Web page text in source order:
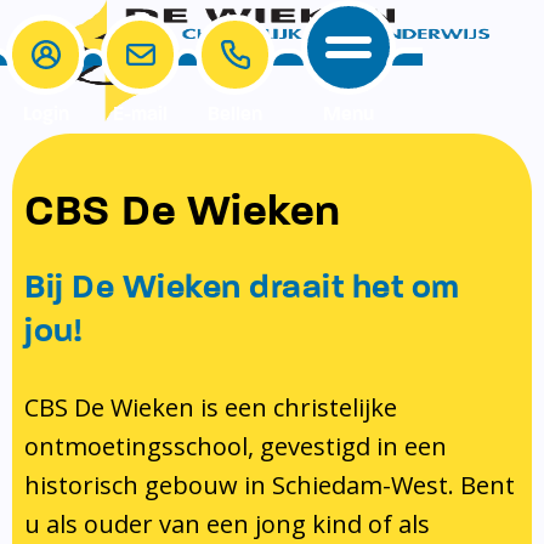
School
School
Onze visie rondom christelijke
identiteit
Pedagogisch klimaat en veiligheid
Bibliotheek
Ondersteuning
Ouders
MR & GMR
Aanmelden nieuwe leerling
Verlof aanvragen
Bibliotheek op school
Te weinig geld?
Contact
E-mail
CBS De Wieken
Bij De Wieken draait het om
jou!
CBS De Wieken is een christelijke
ontmoetingsschool, gevestigd in een
historisch gebouw in Schiedam-West. Bent
u als ouder van een jong kind of als